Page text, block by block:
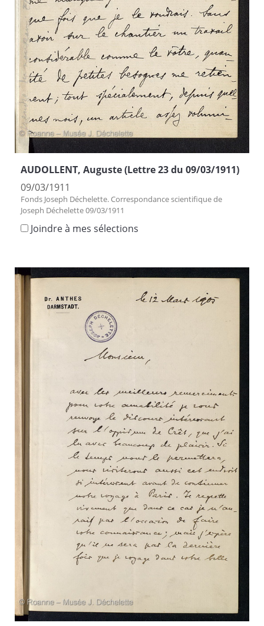
AUDOLLENT, Auguste (Lettre 23 du 09/03/1911)
09/03/1911
Fonds Joseph Déchelette. Correspondance scientifique de
Joseph Déchelette 09/03/1911
Joindre à mes sélections